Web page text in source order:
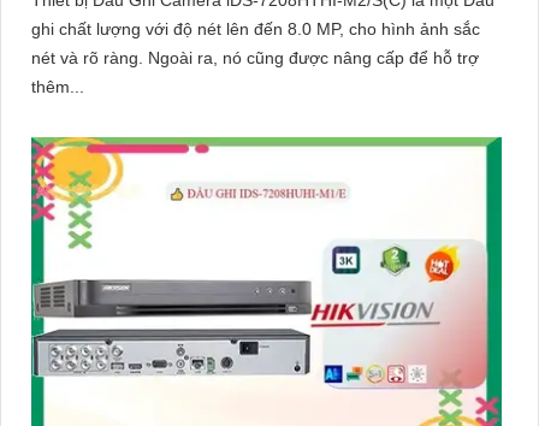
ghi chất lượng với độ nét lên đến 8.0 MP, cho hình ảnh sắc
nét và rõ ràng. Ngoài ra, nó cũng được nâng cấp để hỗ trợ
thêm...